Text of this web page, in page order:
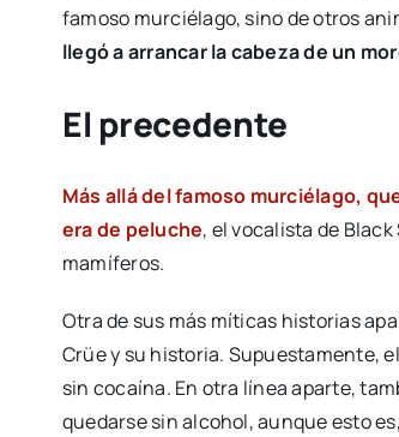
famoso murciélago, sino de otros
llegó a arrancar la cabeza de un
El precedente
Más allá del famoso murciélago,
era de peluche, el vocalista de
mamíferos.
Otra de sus más míticas historias
Crüe y su historia. Supuestamente,
sin cocaína. En otra línea aparte,
quedarse sin alcohol, aunque esto